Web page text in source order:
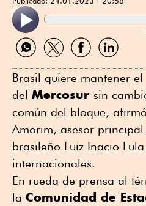
Compartir
por
Compartir
por
Compartir
por
Compartir
por
Brasil quiere mantener
del Mercosur sin
común del bloque,
Amorim, asesor
brasileño Luiz Inacio
internacionales.
En rueda de prensa al
la Comunidad de